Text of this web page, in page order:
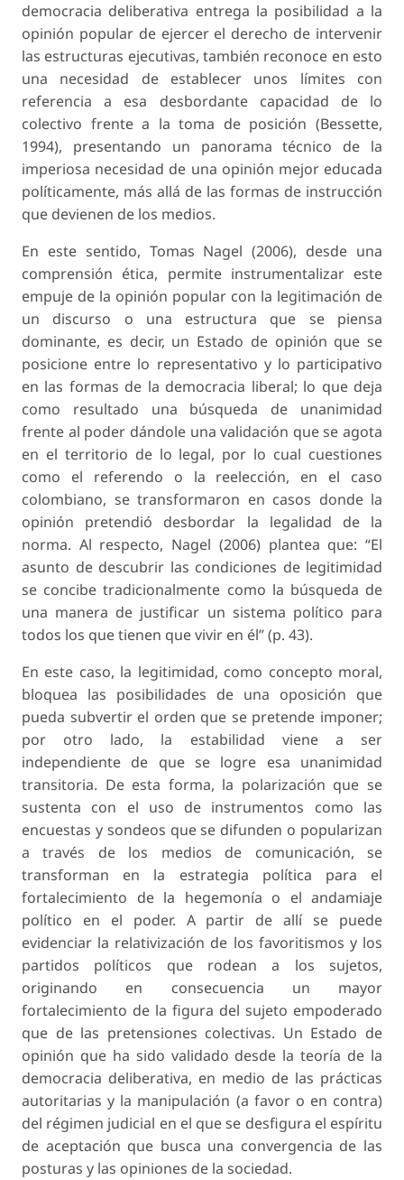
democracia deliberativa entrega la posibilidad a la
opinión popular de ejercer el derecho de intervenir
las estructuras ejecutivas, también reconoce en esto
una necesidad de establecer unos límites con
referencia a esa desbordante capacidad de lo
colectivo frente a la toma de posición (Bessette,
1994), presentando un panorama técnico de la
imperiosa necesidad de una opinión mejor educada
políticamente, más allá de las formas de instrucción
que devienen de los medios.
En este sentido, Tomas Nagel (2006), desde una
comprensión ética, permite instrumentalizar este
empuje de la opinión popular con la legitimación de
un discurso o una estructura que se piensa
dominante, es decir, un Estado de opinión que se
posicione entre lo representativo y lo participativo
en las formas de la democracia liberal; lo que deja
como resultado una búsqueda de unanimidad
frente al poder dándole una validación que se agota
en el territorio de lo legal, por lo cual cuestiones
como el referendo o la reelección, en el caso
colombiano, se transformaron en casos donde la
opinión pretendió desbordar la legalidad de la
norma. Al respecto, Nagel (2006) plantea que: “El
asunto de descubrir las condiciones de legitimidad
se concibe tradicionalmente como la búsqueda de
una manera de justificar un sistema político para
todos los que tienen que vivir en él” (p. 43).
En este caso, la legitimidad, como concepto moral,
bloquea las posibilidades de una oposición que
pueda subvertir el orden que se pretende imponer;
por otro lado, la estabilidad viene a ser
independiente de que se logre esa unanimidad
transitoria. De esta forma, la polarización que se
sustenta con el uso de instrumentos como las
encuestas y sondeos que se difunden o popularizan
a través de los medios de comunicación, se
transforman en la estrategia política para el
fortalecimiento de la hegemonía o el andamiaje
político en el poder. A partir de allí se puede
evidenciar la relativización de los favoritismos y los
partidos políticos que rodean a los sujetos,
originando en consecuencia un mayor
fortalecimiento de la figura del sujeto empoderado
que de las pretensiones colectivas. Un Estado de
opinión que ha sido validado desde la teoría de la
democracia deliberativa, en medio de las prácticas
autoritarias y la manipulación (a favor o en contra)
del régimen judicial en el que se desfigura el espíritu
de aceptación que busca una convergencia de las
posturas y las opiniones de la sociedad.